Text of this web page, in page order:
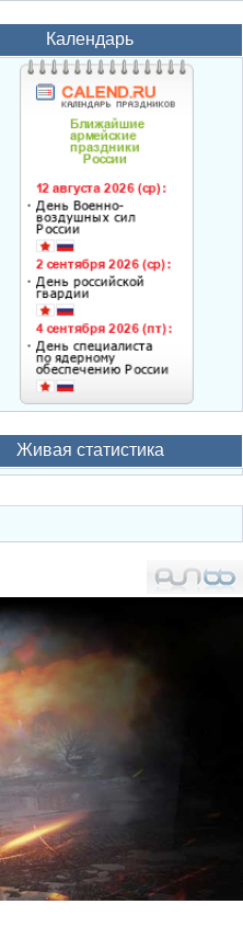
Календарь
Живая статистика